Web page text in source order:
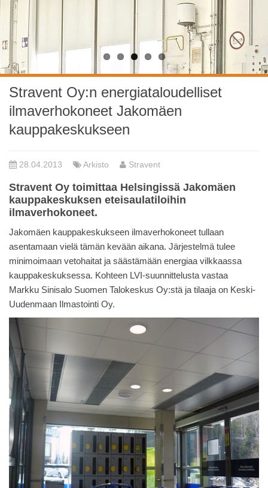
Stravent Oy:n energiataloudelliset
ilmaverhokoneet Jakomäen
kauppakeskukseen
28.04.2013 Arkisto Stravent
Stravent Oy toimittaa Helsingissä Jakomäen
kauppakeskuksen eteisaulatiloihin
ilmaverhokoneet.
Jakomäen kauppakeskukseen ilmaverhokoneet tullaan
asentamaan vielä tämän kevään aikana. Järjestelmä tulee
minimoimaan vetohaitat ja säästämään energiaa vilkkaassa
kauppakeskuksessa. Kohteen LVI-suunnittelusta vastaa
Markku Sinisalo Suomen Talokeskus Oy:stä ja tilaaja on Keski-
Uudenmaan Ilmastointi Oy.